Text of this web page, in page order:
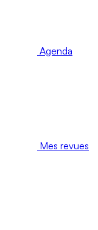
Agenda
Mes revues